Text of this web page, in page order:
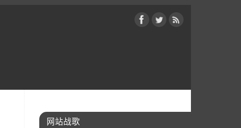
网站战歌